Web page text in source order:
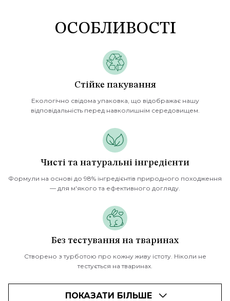
ОСОБЛИВОСТІ
Стійке пакування
Екологічно свідома упаковка, що відображає нашу
відповідальність перед навколишнім середовищем.
Чисті та натуральні інгредієнти
Формули на основі до 98% інгредієнтів природного походження
— для м'якого та ефективного догляду.
Без тестування на тваринах
Створено з турботою про кожну живу істоту. Ніколи не
тестується на тваринах.
ПОКАЗАТИ БІЛЬШЕ